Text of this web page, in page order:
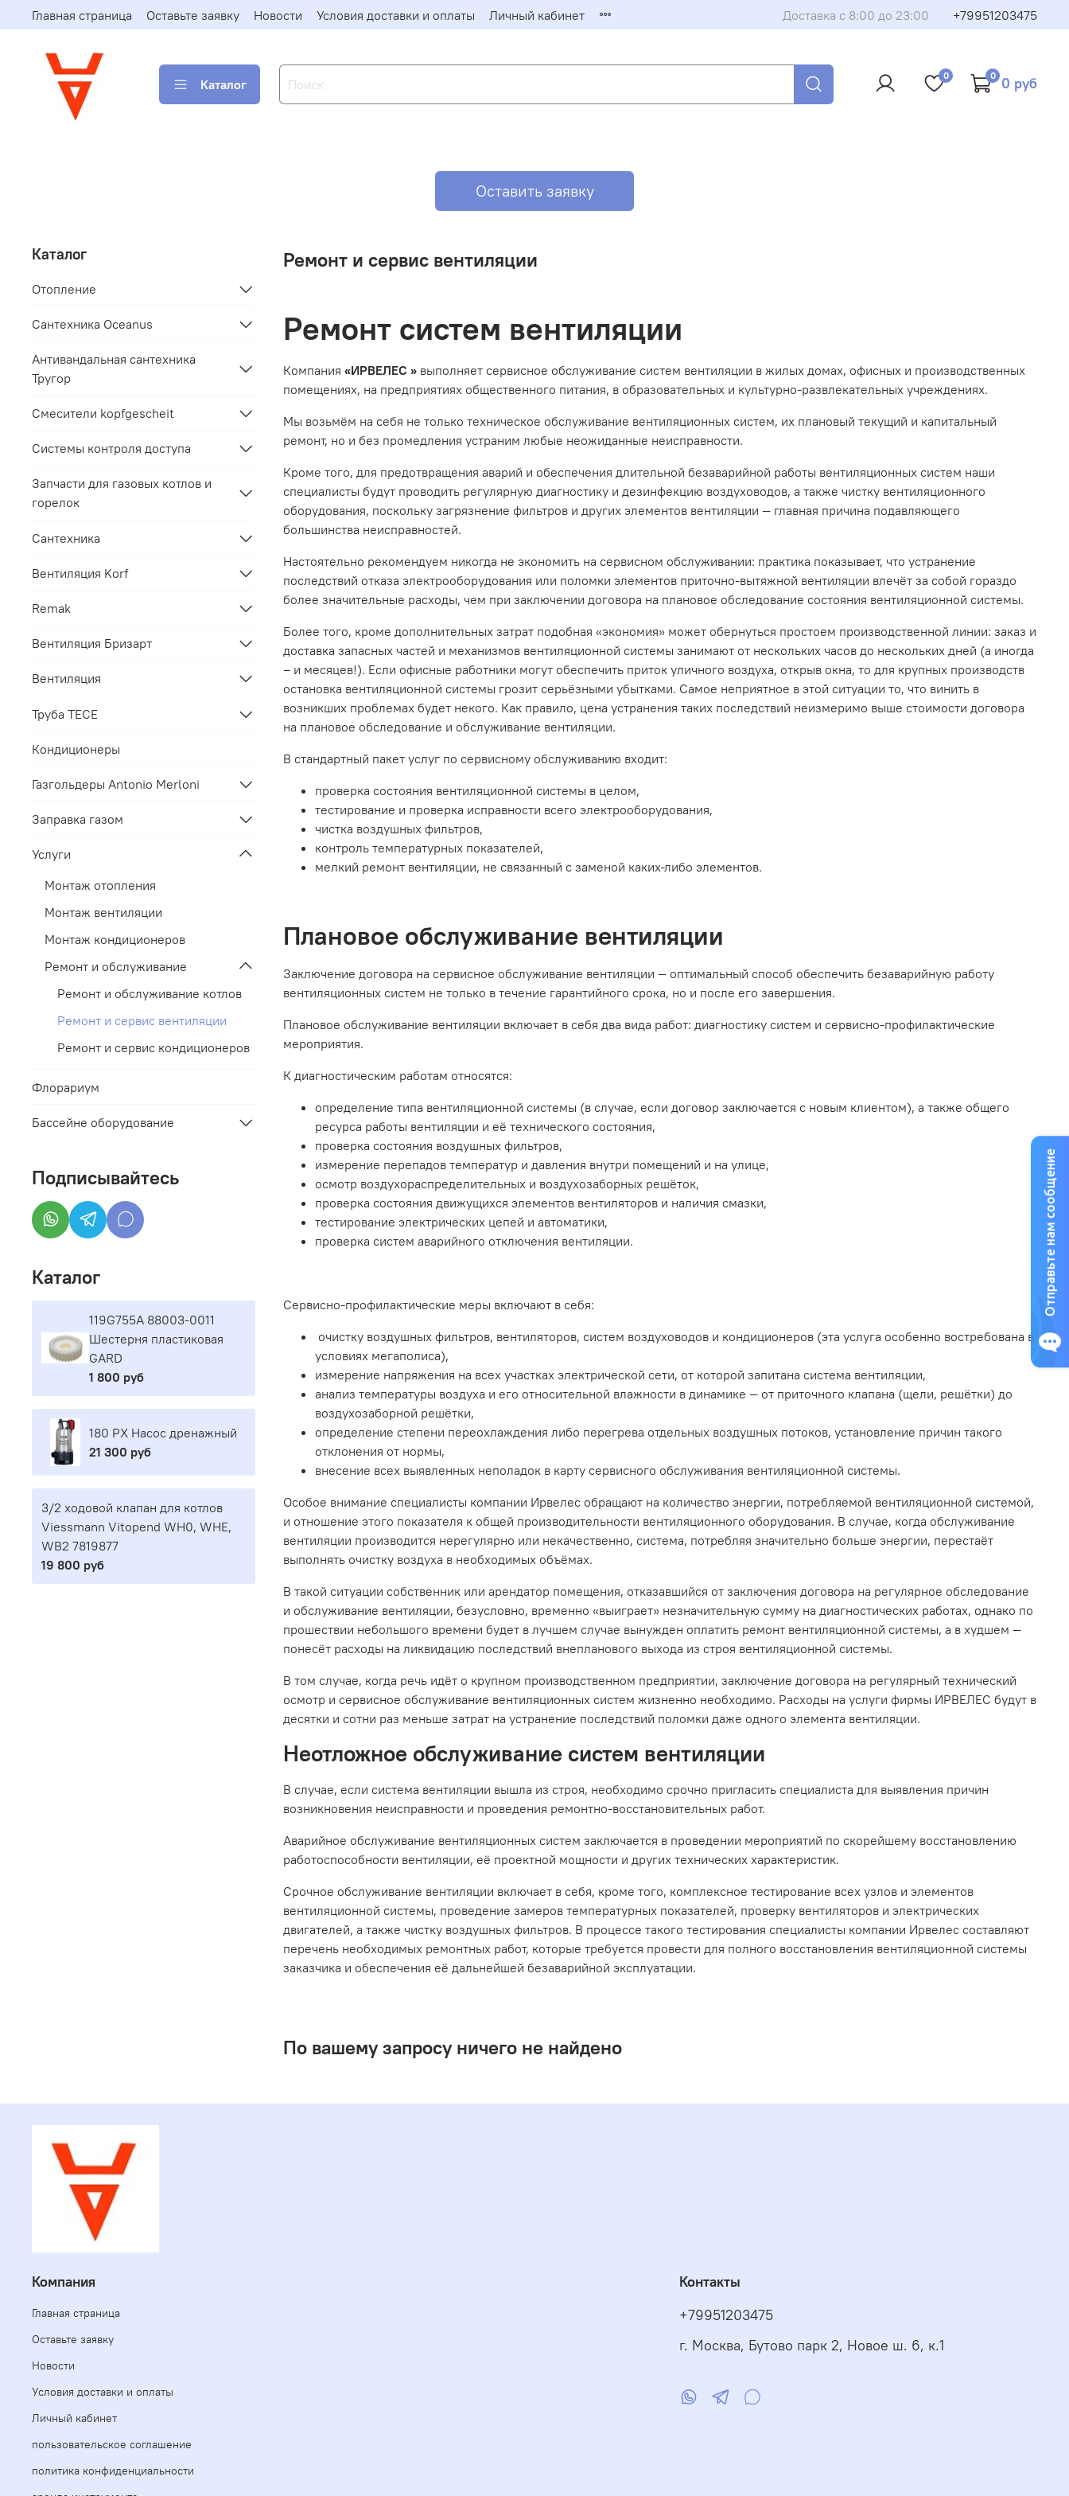
Главная страница Оставьте заявку Новости Условия доставки и оплаты Личный кабинет Доставка с 8:00 до 23:00 +79951203475
Каталог
0 0 0 руб
Оставить заявку
Ремонт и сервис вентиляции
Ремонт систем вентиляции
Компания «ИРВЕЛЕС »выполняет сервисное обслуживание систем вентиляции в жилых домах, офисных и производственных
помещениях, на предприятиях общественного питания, в образовательных и культурно-развлекательных учреждениях.
Мы возьмём на себя не только техническое обслуживание вентиляционных систем, их плановый текущий и капитальный
ремонт, но и без промедления устраним любые неожиданные неисправности.
Кроме того, для предотвращения аварий и обеспечения длительной безаварийной работы вентиляционных систем наши
специалисты будут проводить регулярную диагностику и дезинфекцию воздуховодов, а также чистку вентиляционного
оборудования, поскольку загрязнение фильтров и других элементов вентиляции — главная причина подавляющего
большинства неисправностей.
Настоятельно рекомендуем никогда не экономить на сервисном обслуживании: практика показывает, что устранение
последствий отказа электрооборудования или поломки элементов приточно-вытяжной вентиляции влечёт за собой гораздо
более значительные расходы, чем при заключении договора на плановое обследование состояния вентиляционной системы.
Более того, кроме дополнительных затрат подобная «экономия» может обернуться простоем производственной линии: заказ и
доставка запасных частей и механизмов вентиляционной системы занимают от нескольких часов до нескольких дней (а иногда
– и месяцев!). Если офисные работники могут обеспечить приток уличного воздуха, открыв окна, то для крупных производств
остановка вентиляционной системы грозит серьёзными убытками. Самое неприятное в этой ситуации то, что винить в
возникших проблемах будет некого. Как правило, цена устранения таких последствий неизмеримо выше стоимости договора
на плановое обследование и обслуживание вентиляции.
В стандартный пакет услуг по сервисному обслуживанию входит:
проверка состояния вентиляционной системы в целом,
тестирование и проверка исправности всего электрооборудования,
чистка воздушных фильтров,
контроль температурных показателей,
мелкий ремонт вентиляции, не связанный с заменой каких-либо элементов.
Плановое обслуживание вентиляции
Заключение договора на сервисное обслуживание вентиляции — оптимальный способ обеспечить безаварийную работу
вентиляционных систем не только в течение гарантийного срока, но и после его завершения.
Плановое обслуживание вентиляции включает в себя два вида работ: диагностику систем и сервисно-профилактические
мероприятия.
К диагностическим работам относятся:
определение типа вентиляционной системы (в случае, если договор заключается с новым клиентом), а также общего
ресурса работы вентиляции и её технического состояния,
проверка состояния воздушных фильтров,
измерение перепадов температур и давления внутри помещений и на улице,
осмотр воздухораспределительных и воздухозаборных решёток,
проверка состояния движущихся элементов вентиляторов и наличия смазки,
тестирование электрических цепей и автоматики,
проверка систем аварийного отключения вентиляции.
Сервисно-профилактические меры включают в себя:
очистку воздушных фильтров, вентиляторов, систем воздуховодов и кондиционеров (эта услуга особенно востребована в
условиях мегаполиса),
измерение напряжения на всех участках электрической сети, от которой запитана система вентиляции,
анализ температуры воздуха и его относительной влажности в динамике — от приточного клапана (щели, решётки) до
воздухозаборной решётки,
определение степени переохлаждения либо перегрева отдельных воздушных потоков, установление причин такого
отклонения от нормы,
внесение всех выявленных неполадок в карту сервисного обслуживания вентиляционной системы.
Особое внимание специалисты компании Ирвелес обращают на количество энергии, потребляемой вентиляционной системой,
и отношение этого показателя к общей производительности вентиляционного оборудования. В случае, когда обслуживание
вентиляции производится нерегулярно или некачественно, система, потребляя значительно больше энергии, перестаёт
выполнять очистку воздуха в необходимых объёмах.
В такой ситуации собственник или арендатор помещения, отказавшийся от заключения договора на регулярное обследование
и обслуживание вентиляции, безусловно, временно «выиграет» незначительную сумму на диагностических работах, однако по
прошествии небольшого времени будет в лучшем случае вынужден оплатить ремонт вентиляционной системы, а в худшем —
понесёт расходы на ликвидацию последствий внепланового выхода из строя вентиляционной системы.
В том случае, когда речь идёт о крупном производственном предприятии, заключение договора на регулярный технический
осмотр и сервисное обслуживание вентиляционных систем жизненно необходимо. Расходы на услуги фирмы ИРВЕЛЕС будут в
десятки и сотни раз меньше затрат на устранение последствий поломки даже одного элемента вентиляции.
Неотложное обслуживание систем вентиляции
В случае, если система вентиляции вышла из строя, необходимо срочно пригласить специалиста для выявления причин
возникновения неисправности и проведения ремонтно-восстановительных работ.
Аварийное обслуживание вентиляционных систем заключается в проведении мероприятий по скорейшему восстановлению
работоспособности вентиляции, её проектной мощности и других технических характеристик.
Срочное обслуживание вентиляции включает в себя, кроме того, комплексное тестирование всех узлов и элементов
вентиляционной системы, проведение замеров температурных показателей, проверку вентиляторов и электрических
двигателей, а также чистку воздушных фильтров. В процессе такого тестирования специалисты компании Ирвелес составляют
перечень необходимых ремонтных работ, которые требуется провести для полного восстановления вентиляционной системы
заказчика и обеспечения её дальнейшей безаварийной эксплуатации.
По вашему запросу ничего не найдено
Каталог
Отопление
Сантехника Oceanus
Антивандальная сантехника
Тругор
Смесители kopfgescheit
Системы контроля доступа
Запчасти для газовых котлов и
горелок
Сантехника
Вентиляция Korf
Remak
Вентиляция Бризарт
Вентиляция
Труба TECE
Кондиционеры
Газгольдеры Antonio Merloni
Заправка газом
Услуги
Монтаж отопления
Монтаж вентиляции
Монтаж кондиционеров
Ремонт и обслуживание
Ремонт и обслуживание котлов
Ремонт и сервис вентиляции
Ремонт и сервис кондиционеров
Флорариум
Бассейне оборудование
Подписывайтесь
Каталог
119G755A 88003-0011
Шестерня пластиковая
GARD
1 800 руб
180 PX Насос дренажный
21 300 руб
3/2 ходовой клапан для котлов
Viessmann Vitopend WH0, WHE,
WB2 7819877
19 800 руб
Компания
Главная страница
Оставьте заявку
Новости
Условия доставки и оплаты
Личный кабинет
пользовательское соглашение
политика конфиденциальности
Контакты
+79951203475
г. Москва, Бутово парк 2, Новое ш. 6, к.1
Отправьте нам сообщение
Заполните форму, и мы свяжемся с вами в ближайшее время. Менеджер